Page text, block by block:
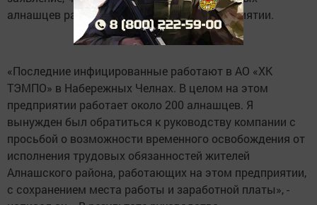
алнашцев работают на челнинском предприятии.
«Последние инфицированные работают в АО «ХК
ТЭМПО» в Набережных Челнах. В целом на этом
предприятии работает около 200 алнашцев. Я
вынужден был обратиться к руководству компании с
просьбой о возможности временного освобождения от
исполнения трудовых обязанностей жителей
Алнашского района, работающих на этом предприятии,
с сохранением места работы и заработной платы», -